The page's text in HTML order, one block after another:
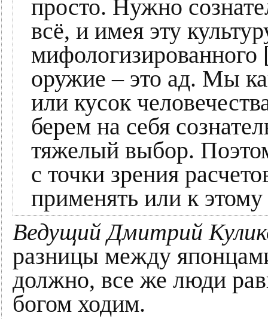
просто. Нужно
всё, и имея эту
мифологизированного
оружие – это ад. Мы
или кусок
берем на себя
тяжелый выбор.
с точки зрения
применять или к
Ведущий Дмитрий
разницы между
должно, все же люди
богом ходим.